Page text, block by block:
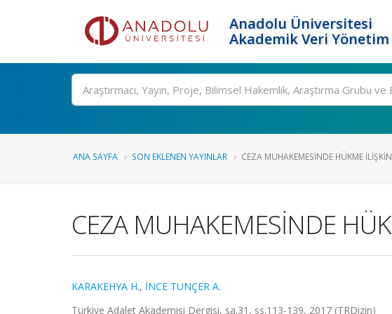
Anadolu Üniversitesi
Akademik Veri
Ara
ANA SAYFA SON EKLENEN YAYINLAR CEZA MUHAKEMESİNDE HÜKME
CEZA MUHAKEMESİNDE
KARAKEHYA H., İNCE TUNÇER A.
Türkiye Adalet Akademisi Dergisi, sa.31, ss.113-139, 2017 (TRDizin)